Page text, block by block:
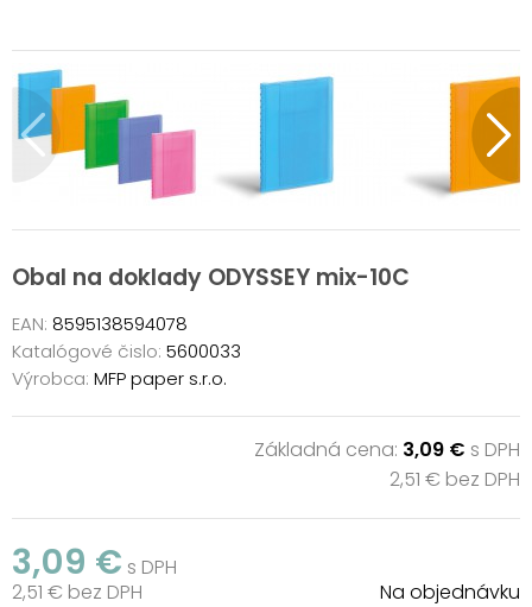
Obal na doklady ODYSSEY mix-10C
EAN: 8595138594078
Katalógové čislo: 5600033
Výrobca: MFP paper s.r.o.
Základná cena: 3,09 € s DPH
2,51 € bez DPH
3,09 € s DPH
2,51 € bez DPH
Na objednávku